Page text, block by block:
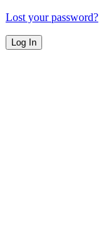
Lost your password?